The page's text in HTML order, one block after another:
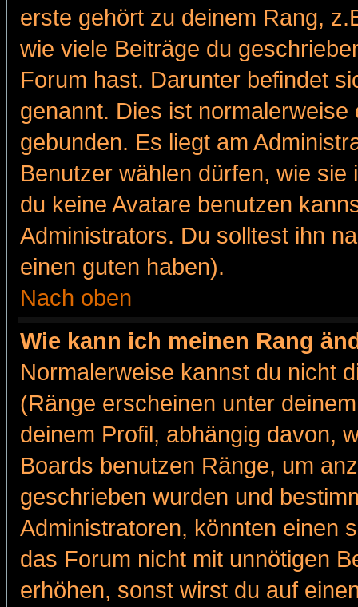
erste gehört zu deinem Rang,
wie viele Beiträge du
Forum hast. Darunter befindet
genannt. Dies ist
gebunden. Es liegt am
Benutzer wählen dürfen, wie
du keine Avatare benutzen
Administrators. Du solltest ihn
einen guten haben).
Nach oben
Wie kann ich meinen Rang
Normalerweise kannst du nicht
(Ränge erscheinen unter
deinem Profil, abhängig davon,
Boards benutzen Ränge, um
geschrieben wurden und
Administratoren, könnten einen
das Forum nicht mit unnötigen
erhöhen, sonst wirst du auf